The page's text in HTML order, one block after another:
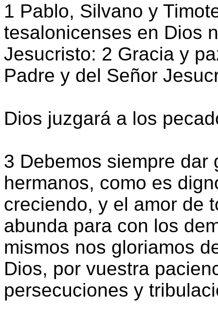
1 Pablo, Silvano y
tesalonicenses en Dios
Jesucristo: 2 Gracia y
Padre y del Señor
Dios juzgará a los
3 Debemos siempre
hermanos, como es
creciendo, y el amor de
abunda para con los
mismos nos gloriamos
Dios, por vuestra
persecuciones y